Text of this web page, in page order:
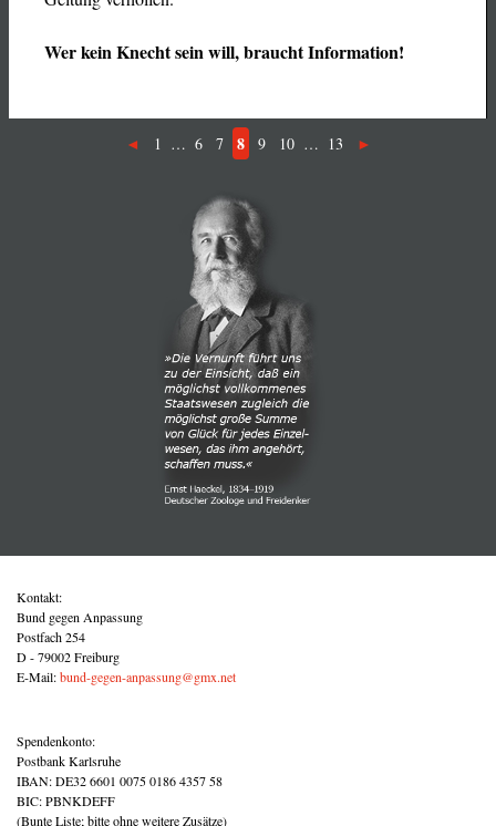
Wer kein Knecht sein will, braucht Information!
1 … 6 7 8 9 10 … 13
Kontakt:
Bund gegen Anpassung
Postfach 254
D - 79002 Freiburg
E-Mail:bund-gegen-anpassung@gmx.net
Spendenkonto:
Postbank Karlsruhe
IBAN: DE32 6601 0075 0186 4357 58
BIC: PBNKDEFF
(Bunte Liste; bitte ohne weitere Zusätze)